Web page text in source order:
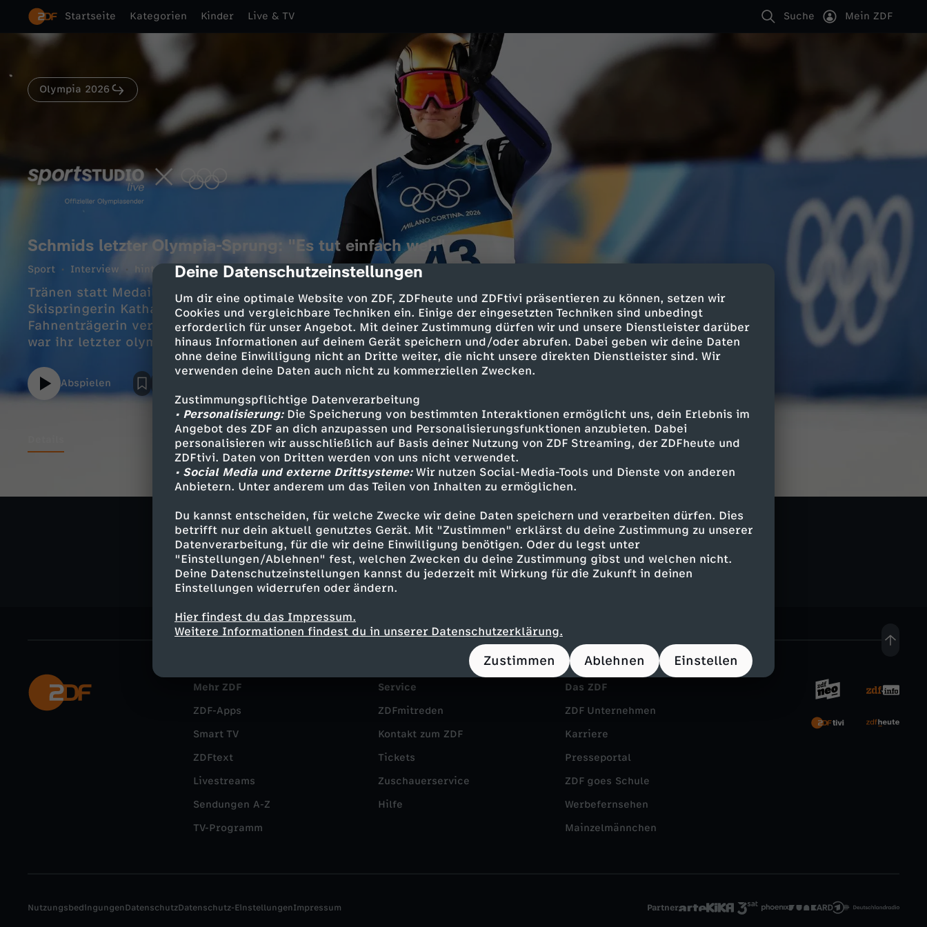
cmp-dialog-description
Deine Datenschutzeinstellungen
Um dir eine optimale Website von ZDF, ZDFheute und ZDFtivi präsentieren zu können, setzen wir
Cookies und vergleichbare Techniken ein. Einige der eingesetzten Techniken sind unbedingt
erforderlich für unser Angebot. Mit deiner Zustimmung dürfen wir und unsere Dienstleister darüber
hinaus Informationen auf deinem Gerät speichern und/oder abrufen. Dabei geben wir deine Daten
ohne deine Einwilligung nicht an Dritte weiter, die nicht unsere direkten Dienstleister sind. Wir
verwenden deine Daten auch nicht zu kommerziellen Zwecken.
Zustimmungspflichtige Datenverarbeitung
• Personalisierung:Die Speicherung von bestimmten Interaktionen ermöglicht uns, dein Erlebnis im
Angebot des ZDF an dich anzupassen und Personalisierungsfunktionen anzubieten. Dabei
personalisieren wir ausschließlich auf Basis deiner Nutzung von ZDF Streaming, der ZDFheute und
ZDFtivi. Daten von Dritten werden von uns nicht verwendet.
• Social Media und externe Drittsysteme:Wir nutzen Social-Media-Tools und Dienste von anderen
Anbietern. Unter anderem um das Teilen von Inhalten zu ermöglichen.
Du kannst entscheiden, für welche Zwecke wir deine Daten speichern und verarbeiten dürfen. Dies
betrifft nur dein aktuell genutztes Gerät. Mit "Zustimmen" erklärst du deine Zustimmung zu unserer
Datenverarbeitung, für die wir deine Einwilligung benötigen. Oder du legst unter
"Einstellungen/Ablehnen" fest, welchen Zwecken du deine Zustimmung gibst und welchen nicht.
Deine Datenschutzeinstellungen kannst du jederzeit mit Wirkung für die Zukunft in deinen
Einstellungen widerrufen oder ändern.
Hier findest du das Impressum.
Weitere Informationen findest du in unserer Datenschutzerklärung.
Zustimmen Ablehnen Einstellen
Startseite Kategorien Kinder Live & TV Suche Mein ZDF
Olympia 2026
Schmids letzter Olympia-Sprung: "Es tut einfach weh"
Sport Interview hintergründig 3 Min. 16.02.2026 ZDF
Tränen statt Medaille: Die Olympischen Winterspiele enden für
Skispringerin Katharina Schmid mit einer Enttäuschung. Die deutsche
Fahnenträgerin verpasste auf der Großschanze von Predazzo das Finale. Es
war ihr letzter olympischer Sprung, die 29-Jährige beendet nach der
Saison ihre aktive Karriere.
Abspielen
Ähnliche Inhalte entdecken
Sport Interview hintergründig Olympia 2026
Mehr ZDF
ZDF-Apps
Smart TV
ZDFtext
Livestreams
Sendungen A-Z
TV-Programm
Service
ZDFmitreden
Kontakt zum ZDF
Tickets
Zuschauerservice
Hilfe
Das ZDF
ZDF Unternehmen
Karriere
Presseportal
ZDF goes Schule
Werbefernsehen
Mainzelmännchen
Partner
NutzungsbedingungenDatenschutzDatenschutz-EinstellungenImpressum